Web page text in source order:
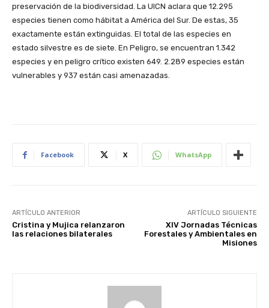
preservación de la biodiversidad. La UICN aclara que 12.295
especies tienen como hábitat a América del Sur. De estas, 35
exactamente están extinguidas. El total de las especies en
estado silvestre es de siete. En Peligro, se encuentran 1.342
especies y en peligro crítico existen 649. 2.289 especies están
vulnerables y 937 están casi amenazadas.
Facebook X WhatsApp
ARTÍCULO ANTERIOR
Cristina y Mujica relanzaron
las relaciones bilaterales
ARTÍCULO SIGUIENTE
XIV Jornadas Técnicas
Forestales y Ambientales en
Misiones